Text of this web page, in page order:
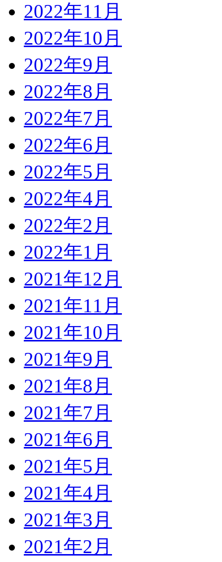
2022年11月
2022年10月
2022年9月
2022年8月
2022年7月
2022年6月
2022年5月
2022年4月
2022年2月
2022年1月
2021年12月
2021年11月
2021年10月
2021年9月
2021年8月
2021年7月
2021年6月
2021年5月
2021年4月
2021年3月
2021年2月